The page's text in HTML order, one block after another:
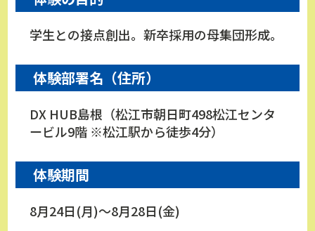
学生との接点創出。新卒採用の母集団形成。
体験部署名（住所）
DX HUB島根（松江市朝日町498松江センタ
ービル9階 ※松江駅から徒歩4分）
体験期間
8月24日(月)～8月28日(金)